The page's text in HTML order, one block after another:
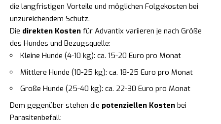
die langfristigen Vorteile und möglichen Folgekosten bei
unzureichendem Schutz.
Die direkten Kosten für Advantix variieren je nach Größe
des Hundes und Bezugsquelle:
Kleine Hunde (4-10 kg): ca. 15-20 Euro pro Monat
Mittlere Hunde (10-25 kg): ca. 18-25 Euro pro Monat
Große Hunde (25-40 kg): ca. 22-30 Euro pro Monat
Dem gegenüber stehen die potenziellen Kosten bei
Parasitenbefall: